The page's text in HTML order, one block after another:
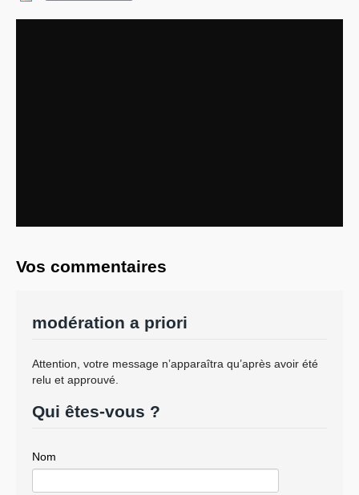
Vos commentaires
modération a priori
Attention, votre message n’apparaîtra qu’après avoir été
relu et approuvé.
Qui êtes-vous ?
Nom